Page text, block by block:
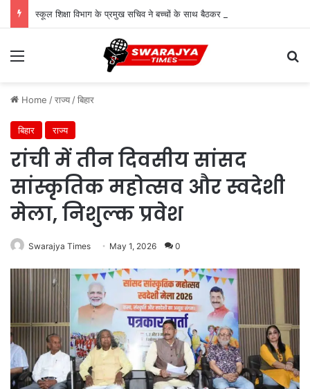
Menu
Home /राज्य /बिहार
बिहार राज्य
रांची में तीन दिवसीय सांसद
सांस्कृतिक महोत्सव और स्वदेशी
मेला, निशुल्क प्रवेश
Swarajya Times May 1, 2026 0